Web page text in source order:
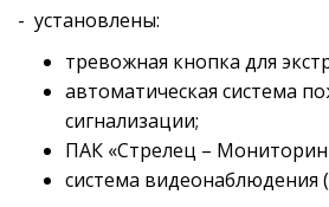
- установлены:
тревожная кнопка для
автоматическая система
сигнализации;
ПАК «Стрелец –
система видеонаблюдения